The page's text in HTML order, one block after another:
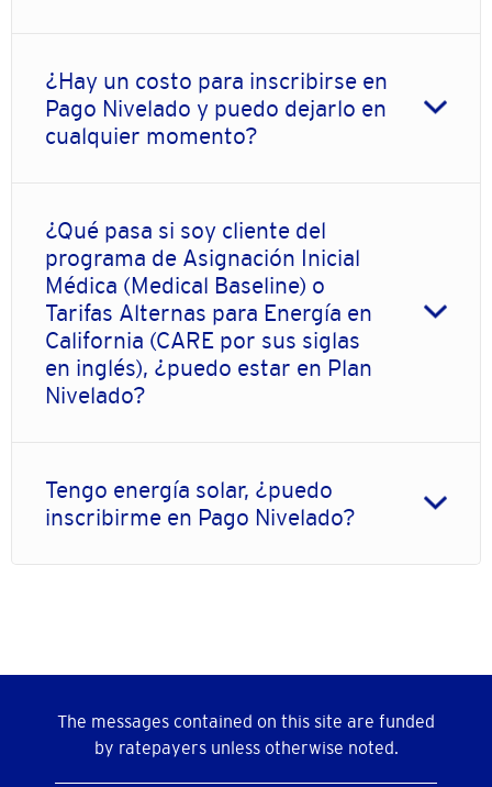
¿Hay un costo para inscribirse en
Pago Nivelado y puedo dejarlo en
cualquier momento?
¿Qué pasa si soy cliente del
programa de Asignación Inicial
Médica (Medical Baseline) o
Tarifas Alternas para Energía en
California (CARE por sus siglas
en inglés), ¿puedo estar en Plan
Nivelado?
Tengo energía solar, ¿puedo
inscribirme en Pago Nivelado?
The messages contained on this site are funded
by ratepayers unless otherwise noted.